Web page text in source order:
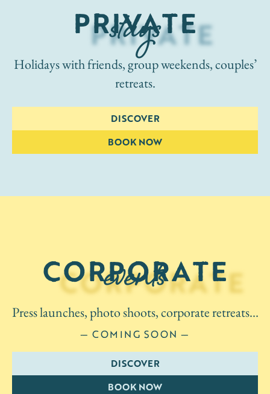
PRIVATE
stays
Holidays with friends, group weekends, couples’
retreats.
DISCOVER
BOOK NOW
CORPORATE
events
Press launches, photo shoots, corporate retreats…
— COMING SOON —
DISCOVER
BOOK NOW